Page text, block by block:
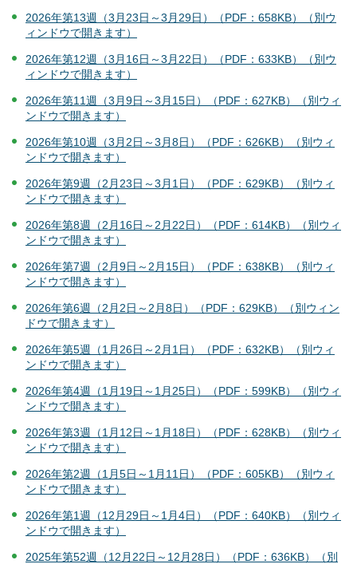
2026年第13週（3月23日～3月29日）（PDF：658KB）（別ウ
ィンドウで開きます）
2026年第12週（3月16日～3月22日）（PDF：633KB）（別ウ
ィンドウで開きます）
2026年第11週（3月9日～3月15日）（PDF：627KB）（別ウィ
ンドウで開きます）
2026年第10週（3月2日～3月8日）（PDF：626KB）（別ウィ
ンドウで開きます）
2026年第9週（2月23日～3月1日）（PDF：629KB）（別ウィ
ンドウで開きます）
2026年第8週（2月16日～2月22日）（PDF：614KB）（別ウィ
ンドウで開きます）
2026年第7週（2月9日～2月15日）（PDF：638KB）（別ウィ
ンドウで開きます）
2026年第6週（2月2日～2月8日）（PDF：629KB）（別ウィン
ドウで開きます）
2026年第5週（1月26日～2月1日）（PDF：632KB）（別ウィ
ンドウで開きます）
2026年第4週（1月19日～1月25日）（PDF：599KB）（別ウィ
ンドウで開きます）
2026年第3週（1月12日～1月18日）（PDF：628KB）（別ウィ
ンドウで開きます）
2026年第2週（1月5日～1月11日）（PDF：605KB）（別ウィ
ンドウで開きます）
2026年第1週（12月29日～1月4日）（PDF：640KB）（別ウィ
ンドウで開きます）
2025年第52週（12月22日～12月28日）（PDF：636KB）（別